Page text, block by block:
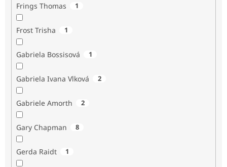
Frings Thomas 1
Frost Trisha 1
Gabriela Bossisová 1
Gabriela Ivana Vlková 2
Gabriele Amorth 2
Gary Chapman 8
Gerda Raidt 1